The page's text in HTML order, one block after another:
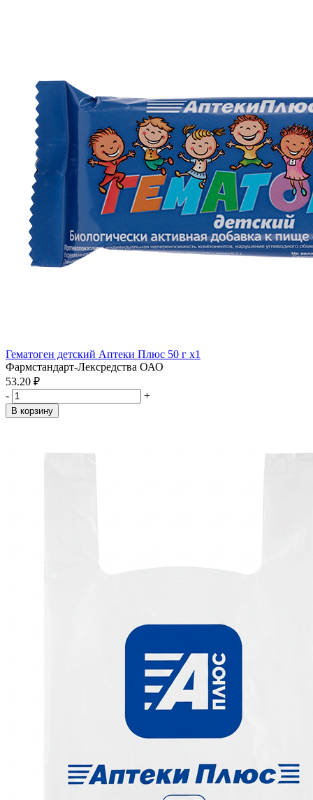
Гематоген детский Аптеки Плюс 50 г x1
Фармстандарт-Лексредства ОАО
53.20 ₽
-
+
В корзину